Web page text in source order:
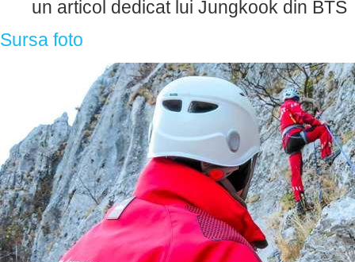
un articol dedicat lui Jungkook din BTS
Sursa foto